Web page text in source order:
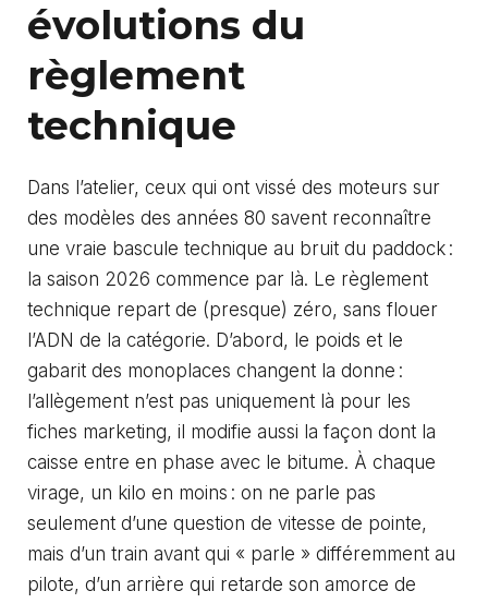
évolutions du
règlement
technique
Dans l’atelier, ceux qui ont vissé des moteurs sur
des modèles des années 80 savent reconnaître
une vraie bascule technique au bruit du paddock :
la saison 2026 commence par là. Le règlement
technique repart de (presque) zéro, sans flouer
l’ADN de la catégorie. D’abord, le poids et le
gabarit des monoplaces changent la donne :
l’allègement n’est pas uniquement là pour les
fiches marketing, il modifie aussi la façon dont la
caisse entre en phase avec le bitume. À chaque
virage, un kilo en moins : on ne parle pas
seulement d’une question de vitesse de pointe,
mais d’un train avant qui « parle » différemment au
pilote, d’un arrière qui retarde son amorce de